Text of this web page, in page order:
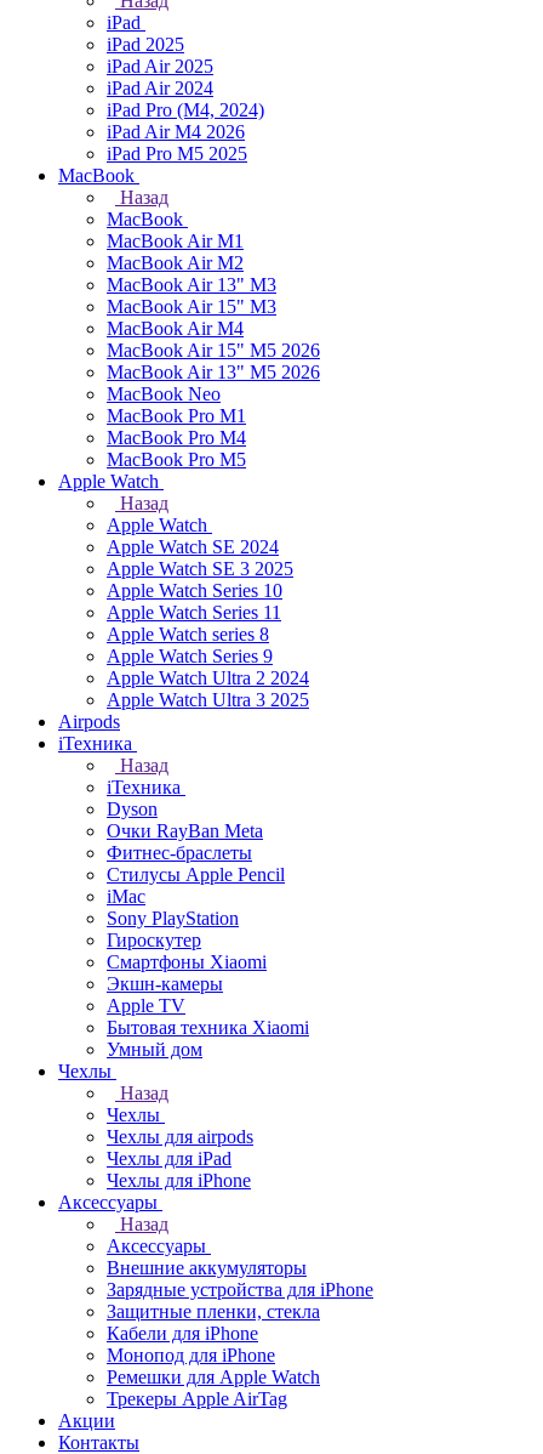
iPad
iPad 2025
iPad Air 2025
iPad Air 2024
iPad Pro (M4, 2024)
iPad Air M4 2026
iPad Pro M5 2025
MacBook
Назад
MacBook
MacBook Air M1
MacBook Air M2
MacBook Air 13" M3
MacBook Air 15" M3
MacBook Air M4
MacBook Air 15" М5 2026
MacBook Air 13" М5 2026
MacBook Neo
MacBook Pro M1
MacBook Pro M4
MacBook Pro M5
Apple Watch
Назад
Apple Watch
Apple Watch SE 2024
Apple Watch SE 3 2025
Apple Watch Series 10
Apple Watch Series 11
Apple Watch series 8
Apple Watch Series 9
Apple Watch Ultra 2 2024
Apple Watch Ultra 3 2025
Airpods
iТехника
Назад
iТехника
Dyson
Очки RayBan Meta
Фитнес-браслеты
Стилусы Apple Pencil
iMac
Sony PlayStation
Гироскутер
Смартфоны Xiaomi
Экшн-камеры
Apple TV
Бытовая техника Xiaomi
Умный дом
Чехлы
Назад
Чехлы
Чехлы для airpods
Чехлы для iPad
Чехлы для iPhone
Аксессуары
Назад
Аксессуары
Внешние аккумуляторы
Зарядные устройства для iPhone
Защитные пленки, стекла
Кабели для iPhone
Монопод для iPhone
Ремешки для Apple Watch
Трекеры Apple AirTag
Акции
Контакты